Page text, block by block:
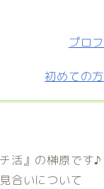
プロ
初めての
活』の榊原です♪
合いについて